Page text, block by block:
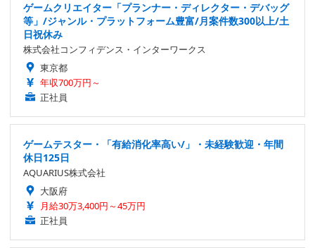
ゲームクリエイター「プランナー・ディレクター・デバッグ
等」/ジャンル・プラットフォーム豊富/月案件数300以上/土
日祝休み
株式会社コンフィデンス・インターワークス
東京都
年収700万円～
正社員
ゲームテスター・「有給消化率高い/」・未経験歓迎・年間
休日125日
AQUARIUS株式会社
大阪府
月給30万3,400円～45万円
正社員